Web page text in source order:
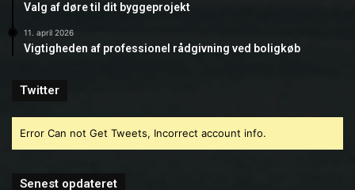
Valg af døre til dit byggeprojekt
11. april 2026
Vigtigheden af professionel rådgivning ved boligkøb
Twitter
Error Can not Get Tweets, Incorrect account info.
Senest opdateret